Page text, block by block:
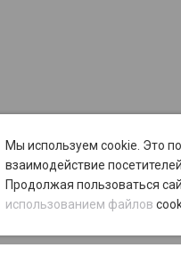
Мы используем cookie. Это
взаимодействие
Продолжая пользоваться
использованием файлов